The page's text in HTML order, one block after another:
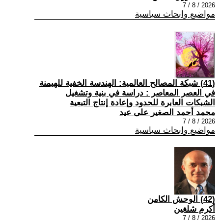
2026 / 8 / 7
مواضيع وابحاث سياسية
(41) شبكة المصالح العالمية: الهندسة الخفية للهيمنة
في العصر المعاصر : دراسة في بنية وتشغيل
الشبكات العابرة للحدود وإعادة إنتاج التبعية
محمد أحمد الصغير على عيد
2026 / 8 / 7
مواضيع وابحاث سياسية
(42) الوحش الكامن
أكرم شلغين
2026 / 8 / 7